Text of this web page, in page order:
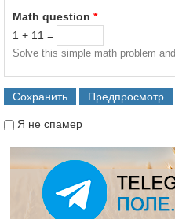
Math question *
1 + 11 =
Solve this simple math problem
Я не спамер